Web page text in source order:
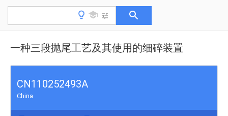
一种三段抛尾工艺及其使用的细碎装置
CN110252493A
China